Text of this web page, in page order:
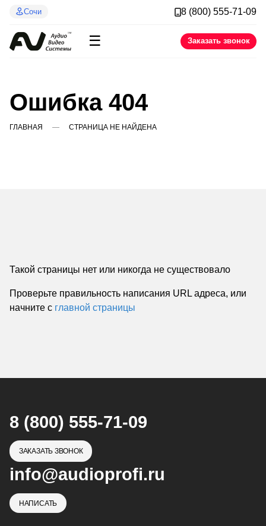
Сочи 8 (800) 555-71-09
☰ Заказать звонок
Ошибка 404
ГЛАВНАЯ СТРАНИЦА НЕ НАЙДЕНА
Такой страницы нет или никогда не существовало
Проверьте правильность написания URL адреса, или
начните с главной страницы
8 (800) 555-71-09
ЗАКАЗАТЬ ЗВОНОК
info@audioprofi.ru
НАПИСАТЬ